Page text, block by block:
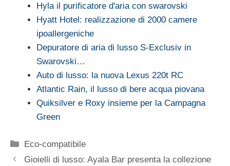
Hyla il purificatore d'aria con swarovski
Hyatt Hotel: realizzazione di 2000 camere
ipoallergeniche
Depuratore di aria di lusso S-Exclusiv in
Swarovski…
Auto di lusso: la nuova Lexus 220t RC
Atlantic Rain, il lusso di bere acqua piovana
Quiksilver e Roxy insieme per la Campagna
Green
Categorie
Eco-compatibile
Gioielli di lusso: Ayala Bar presenta la collezione